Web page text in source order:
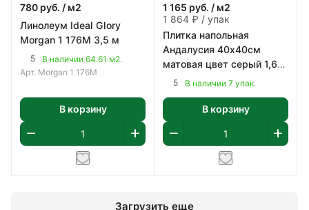
780 руб. / м2
Линолеум Ideal Glory
Morgan 1 176M 3,5 м
5
В наличии 64.61 м2.
Арт. Morgan 1 176M
В корзину
1 165 руб. / м2
1 864 ₽ / упак
Плитка напольная
Андалусия 40х40см
матовая цвет серый 1,6
м2/уп
5 В наличии 7 упак.
В корзину
Загрузить еще